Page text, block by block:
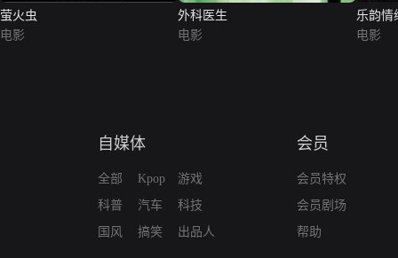
萤火虫
电影
外科医生
电影
乐韵情
电影
自媒体
全部
科普
国风
Kpop
汽车
搞笑
游戏
科技
出品人
会员
会员特权
会员剧场
帮助